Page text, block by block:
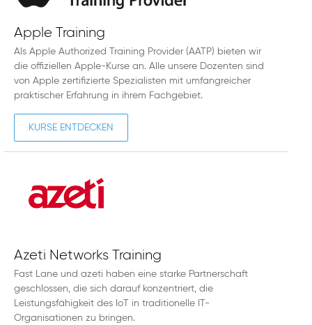
Apple Training
Als Apple Authorized Training Provider (AATP) bieten wir
die offiziellen Apple-Kurse an. Alle unsere Dozenten sind
von Apple zertifizierte Spezialisten mit umfangreicher
praktischer Erfahrung in ihrem Fachgebiet.
KURSE ENTDECKEN
Azeti Networks Training
Fast Lane und azeti haben eine starke Partnerschaft
geschlossen, die sich darauf konzentriert, die
Leistungsfähigkeit des IoT in traditionelle IT-
Organisationen zu bringen.